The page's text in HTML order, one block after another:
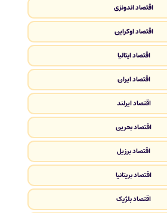
اقتصاد اندونزی
اقتصاد اوکراین
اقتصاد ایتالیا
اقتصاد ایران
اقتصاد ایرلند
اقتصاد بحرین
اقتصاد برزیل
اقتصاد بریتانیا
اقتصاد بلژیک